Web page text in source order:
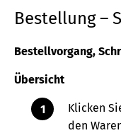
Bestellung –
Bestellvorgang,
Übersicht
Klicken
den